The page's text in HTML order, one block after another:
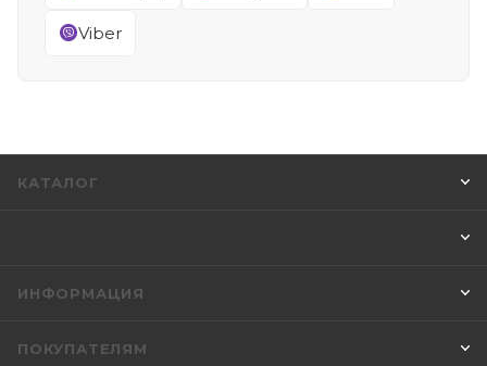
Viber
КАТАЛОГ
ИНФОРМАЦИЯ
ПОКУПАТЕЛЯМ